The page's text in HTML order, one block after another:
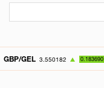
3.550182 0.183690 5.17%